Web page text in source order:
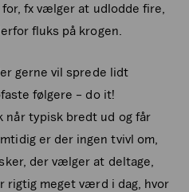
fx vælger at udlodde fire,
fluks på krogen.
gerne vil sprede lidt
følgere – do it!
når typisk bredt ud og får
er der ingen tvivl om,
der vælger at deltage,
rigtig meget værd i dag, hvor